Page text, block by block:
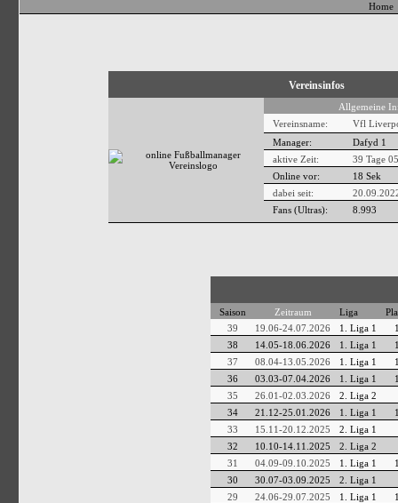
Home
Vereinsinfos
Allgemeine
Vereinsname:
Vfl
Manager:
Dafyd 1
aktive Zeit:
39 Tage
Online vor:
18 Sek
dabei seit:
Fans (Ultras):
8.993
Saison Zeitraum Liga
39
19.06-24.07.2026 1. Liga 1
38
14.05-18.06.2026 1. Liga 1
37
08.04-13.05.2026 1. Liga 1
36
03.03-07.04.2026 1. Liga 1
35
26.01-02.03.2026
2. Liga 2
34
21.12-25.01.2026 1. Liga 1
33
15.11-20.12.2025
2. Liga 1
32
10.10-14.11.2025
2. Liga 2
31
04.09-09.10.2025 1. Liga 1
30
30.07-03.09.2025
2. Liga 1
29
24.06-29.07.2025 1. Liga 1